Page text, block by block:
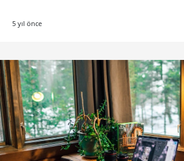
5 yıl önce